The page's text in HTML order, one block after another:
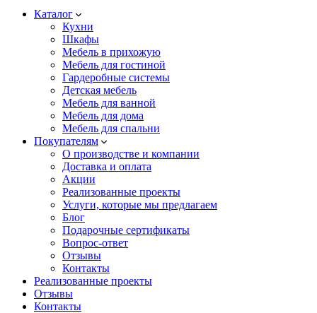
Каталог
Кухни
Шкафы
Мебель в прихожую
Мебель для гостиной
Гардеробные системы
Детская мебель
Мебель для ванной
Мебель для дома
Мебель для спальни
Покупателям
О производстве и компании
Доставка и оплата
Акции
Реализованные проекты
Услуги, которые мы предлагаем
Блог
Подарочные сертификаты
Вопрос-ответ
Отзывы
Контакты
Реализованные проекты
Отзывы
Контакты